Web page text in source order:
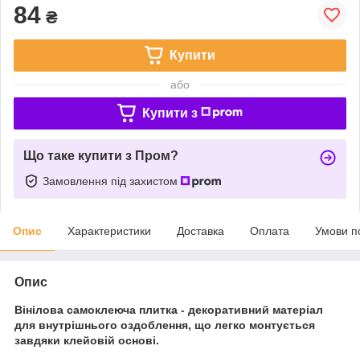
84 ₴
Купити
або
Купити з
Що таке купити з Пром?
Замовлення під захистом
Опис Характеристики Доставка Оплата Умови
Опис
Вінілова самоклеюча плитка - декоративний матеріал
для внутрішнього оздоблення, що легко монтується
завдяки клейовій основі.